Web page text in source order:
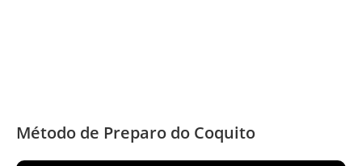
Método de Preparo do Coquito